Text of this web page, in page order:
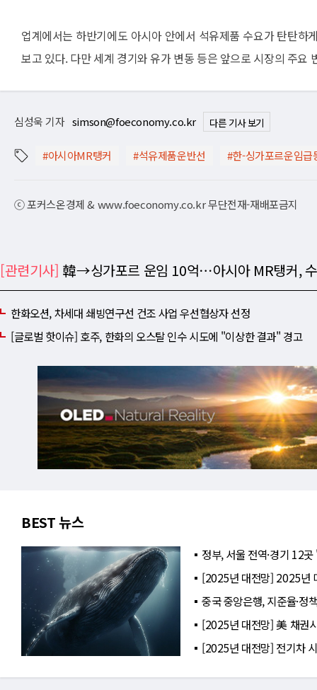
업계에서는 하반기에도 아시아 안에서 석유제품 수요가 탄탄
보고 있다. 다만 세계 경기와 유가 변동 등은 앞으로 시장의 주요
심성욱 기자 simson@foeconomy.co.kr 다른 기사 보기
#아시아MR탱커 #석유제품운반선 #한-싱가포르운임급
ⓒ 포커스온경제 & www.foeconomy.co.kr 무단전재-재배포금지
[관련기사] 韓→싱가포르 운임 10억⋯아시아 MR탱커,
한화오션, 차세대 쇄빙연구선 건조 사업 우선협상자 선정
[글로벌 핫이슈] 호주, 한화의 오스탈 인수 시도에 "이상한 결과" 경고
BEST 뉴스
정부, 서울 전역·경기 12
[2025년 대전망] 2025년
중국 중앙은행, 지준율·
[2025년 대전망] 美 채권
[2025년 대전망] 전기차